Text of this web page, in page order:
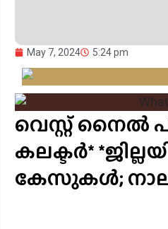
May 7, 2024 5:24 pm
വെസ്റ്റ് നൈൽ
കലക്ടർ*
കേസുകൾ; നാലു